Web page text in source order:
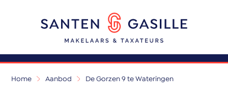
Home Aanbod De Gorzen 9 te Wateringen